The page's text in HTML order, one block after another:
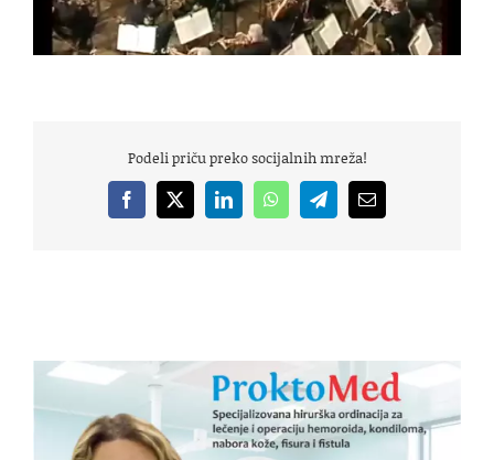
Podeli priču preko socijalnih mreža!
Facebook
X LinkedInWhatsAppTelegramEmail